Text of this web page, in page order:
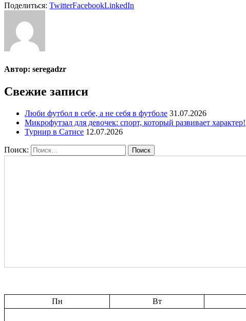
Поделиться: TwitterFacebookLinkedIn
Автор: seregadzr
Свежие записи
Люби футбол в себе, а не себя в футболе 31.07.2026
Микрофутзал для девочек: спорт, который развивает характер!
Турнир в Сатисе 12.07.2026
Поиск:
Пн
Вт